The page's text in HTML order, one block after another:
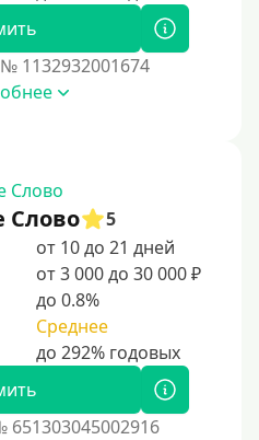
системы
1132932001674
Слово
5
от 10 до 21 дней
от 3 000 до 30 000 ₽
до 0.8%
Среднее